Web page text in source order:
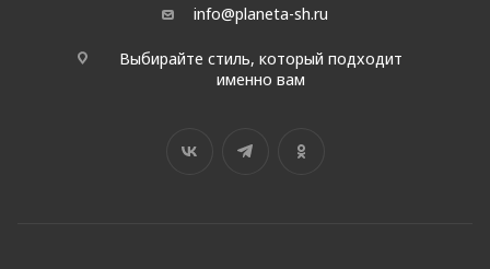
info@planeta-sh.ru
Выбирайте стиль, который подходит
именно вам